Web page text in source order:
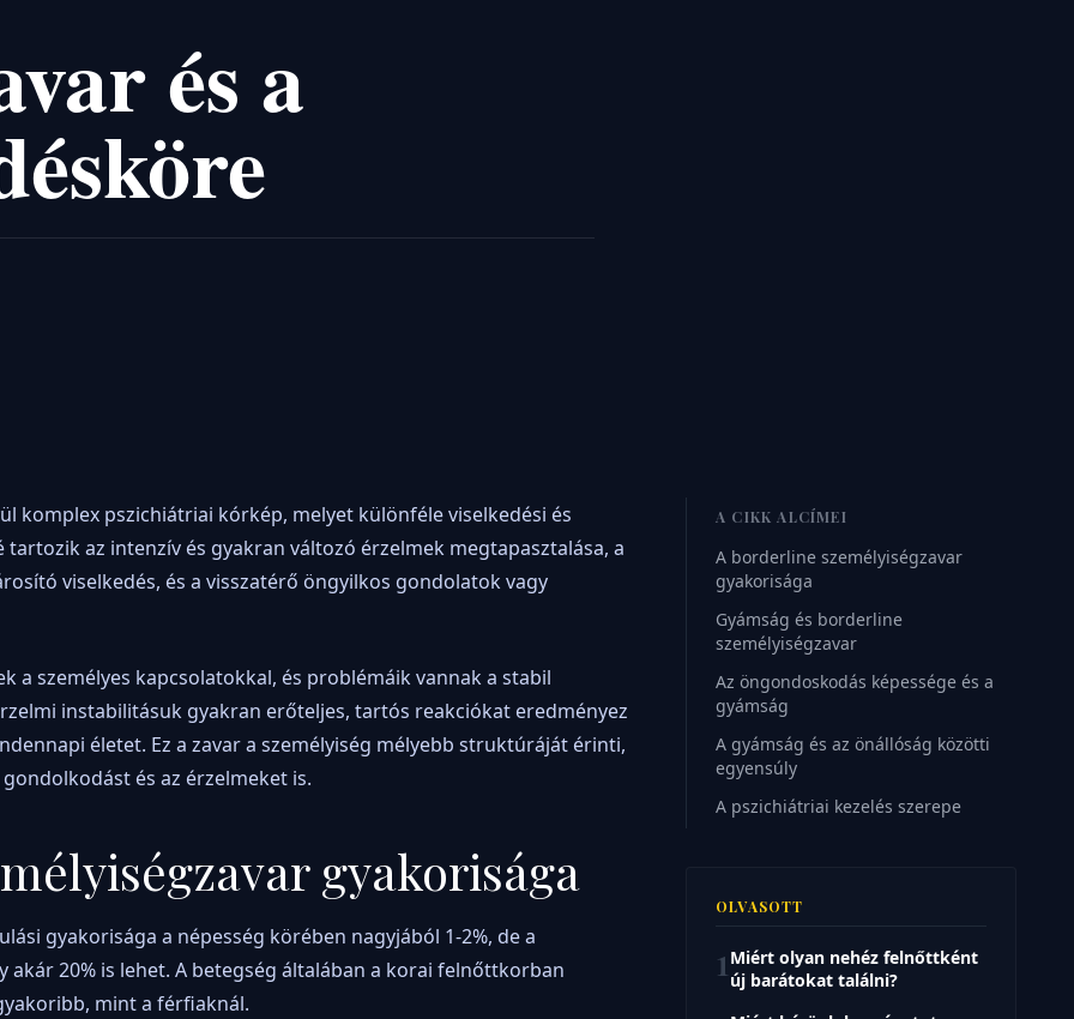
és a
komplex pszichiátriai kórkép, melyet különféle viselkedési és
az intenzív és gyakran változó érzelmek megtapasztalása, a
viselkedés, és a visszatérő öngyilkos gondolatok vagy
a személyes kapcsolatokkal, és problémáik vannak a stabil
instabilitásuk gyakran erőteljes, tartós reakciókat eredményez
életet. Ez a zavar a személyiség mélyebb struktúráját érinti,
és az érzelmeket is.
gyakorisága
gyakorisága a népesség körében nagyjából 1-2%, de a
20% is lehet. A betegség általában a korai felnőttkorban
mint a férfiaknál.
A CIKK ALCÍMEI
A borderline személyiségzavar
gyakorisága
Gyámság és borderline
személyiségzavar
Az öngondoskodás képessége és a
gyámság
A gyámság és az önállóság közötti
egyensúly
A pszichiátriai kezelés szerepe
OLVASOTT
1Miért olyan nehéz felnőttként
új barátokat találni?